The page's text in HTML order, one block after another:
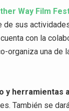
Way Film
de sus
con la
organiza una de
y
También se